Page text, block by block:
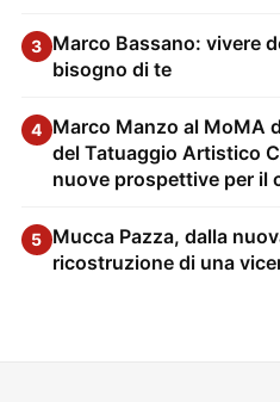
3 Marco Bassano: vivere
bisogno di te
4 Marco Manzo al MoMA
del Tatuaggio Artistico
nuove prospettive per il
5 Mucca Pazza, dalla
ricostruzione di una